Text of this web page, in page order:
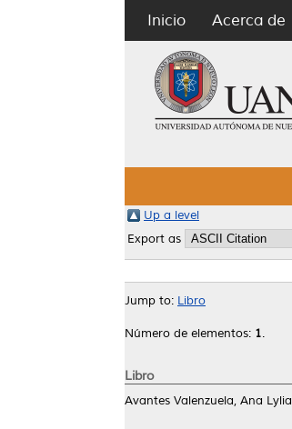
Inicio Acerca de
Up a level
Export as
Jump to: Libro
Número de elementos: 1.
Libro
Avantes Valenzuela, Ana Lylia